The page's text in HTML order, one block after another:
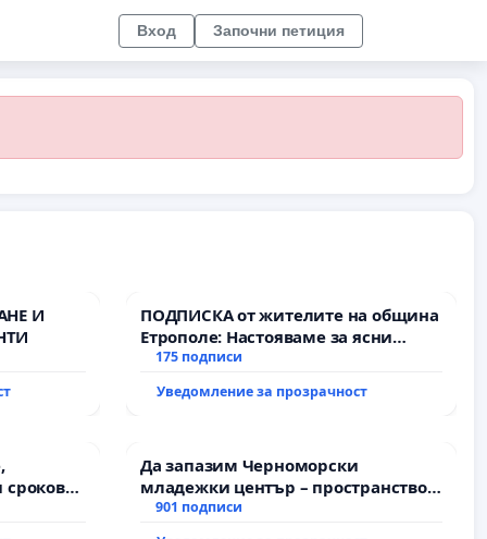
Вход Започни петиция
И
ПОДПИСКА от жителите на община
Етрополе: Настояваме за ясни
гаранции от “Елаците-МЕД” АД и от
всички екологични норми!
175 подписи
Уведомление за прозрачност
срокове
Да запазим Черноморски
младежки център – пространство
за младите на Варна
901 подписи